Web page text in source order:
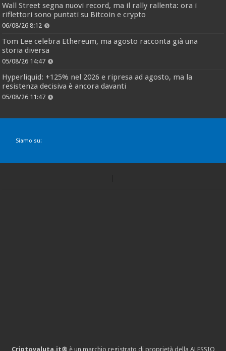
Wall Street segna nuovi record, ma il rally rallenta: ora i
riflettori sono puntati su Bitcoin e crypto
06/08/26 8:12
Tom Lee celebra Ethereum, ma agosto racconta già una
storia diversa
05/08/26 14:47
Hyperliquid: +125% nel 2026 e ripresa ad agosto, ma la
resistenza decisiva è ancora davanti
05/08/26 11:47
Siamo su:
Criptovaluta.it® è un marchio registrato di proprietà della ALESSIO